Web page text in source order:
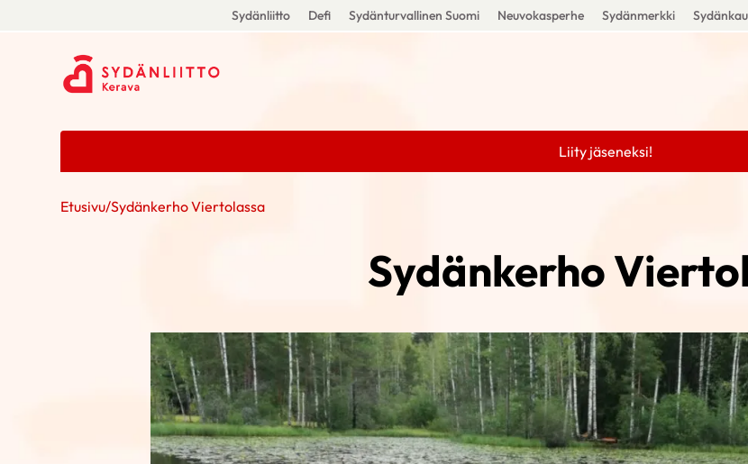
Sydänliitto Defi Sydänturvallinen Suomi Neuvokasperhe Sydänmerkki
Liity jäseneksi!
Etusivu/Sydänkerho Viertolassa
Sydänkerho